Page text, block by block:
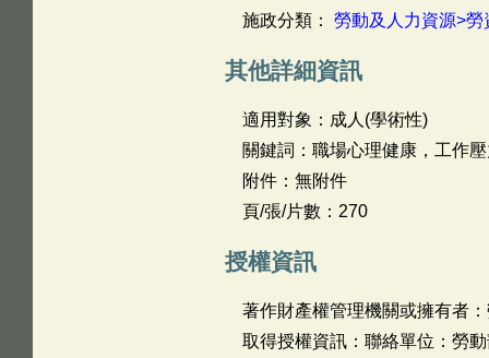
施政分類： 勞動及人力資源>勞
其他詳細資訊
適用對象：成人(學術性)
關鍵詞：職場心理健康，工作
附件：無附件
頁/張/片數：270
授權資訊
著作財產權管理機關或擁有者
取得授權資訊：聯絡單位：勞